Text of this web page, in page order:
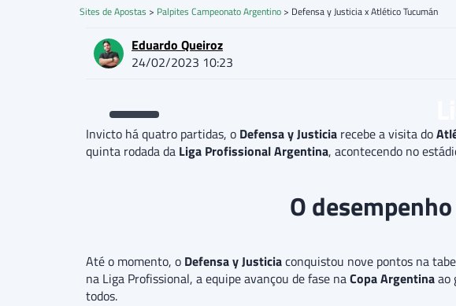
Sites de Apostas > Palpites Campeonato Argentino > Defensa y Justicia x Atlético Tucumán
Eduardo Queiroz
24/02/2023 10:23
Invicto há quatro partidas, o Defensa y Justicia recebe a visita do
quinta rodada da Liga Profissional Argentina, acontecendo no
O
Até o momento, o Defensa y Justiciaconquistou nove pontos na
na Liga Profissional, a equipe avançou de fase naCopa Argentinaao
todos.